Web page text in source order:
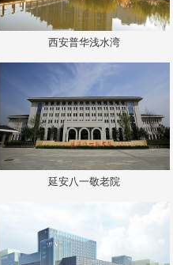
西安普华浅水湾
延安八一敬老院